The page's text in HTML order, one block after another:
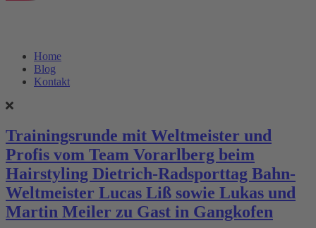
Home
Blog
Kontakt
Trainingsrunde mit Weltmeister und
Profis vom Team Vorarlberg beim
Hairstyling Dietrich-Radsporttag Bahn-
Weltmeister Lucas Liß sowie Lukas und
Martin Meiler zu Gast in Gangkofen